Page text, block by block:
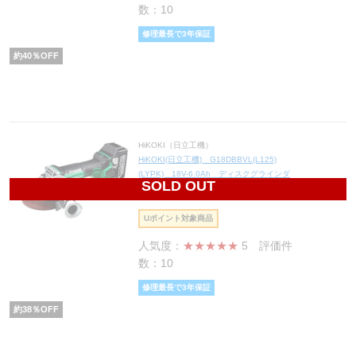
数：10
修理最長で3年保証
約40％OFF
SOLD OUT
HiKOKI（日立工機）
HiKOKI(日立工機) G18DBBVL(L125)
(LYPK) 18V-6.0Ah ディスクグラインダ
37,572
Uポイント対象商品
人気度： ★★★★★ 5 評価件
数：10
修理最長で3年保証
約38％OFF